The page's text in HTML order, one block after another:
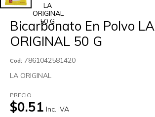
Bicarbonato En Polvo LA
ORIGINAL 50 G
Cod: 7861042581420
LA ORIGINAL
PRECIO
$0.51 Inc. IVA